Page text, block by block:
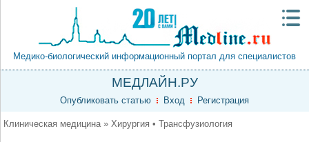
Медико-биологический информационный портал для специалистов
МЕДЛАЙН.РУ
Опубликовать статью Вход Регистрация
Клиническая медицина » Хирургия • Трансфузиология